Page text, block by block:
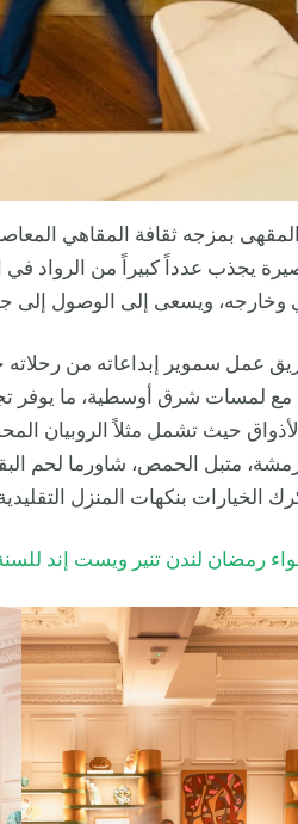
بمزجه ثقافة المقاهي
يجذب عدداً كبيراً من الرواد في
وخارجه، ويسعى إلى الوصول إلى
عمل سموير إبداعاته من رحلاته
مع لمسات شرق أوسطية، ما يوفر
حيث تشمل مثلاً الروبيان
متبل الحمص، شاورما لحم
الخيارات بنكهات المنزل
رمضان لندن تنير ويست إند للسنة